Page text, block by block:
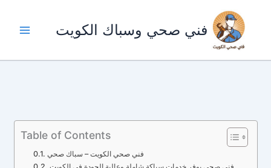
المحتوى
فني صحي وسباك الكويت
Table of Contents
فني صحي الكويت – سباك صحي